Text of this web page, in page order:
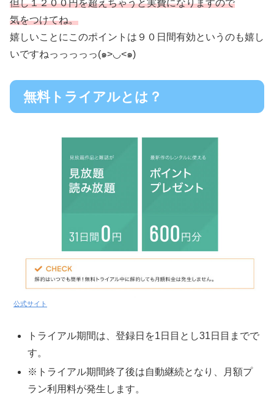
但し１２００円を超えちゃうと実費になりますので
気をつけてね。
嬉しいことにこのポイントは９０日間有効というのも嬉し
いですねっっっっっ(๑>◡<๑)
無料トライアルとは？
公式サイト
トライアル期間は、登録日を1日目とし31日目までで
す。
※トライアル期間終了後は自動継続となり、月額プ
ラン利用料が発生します。